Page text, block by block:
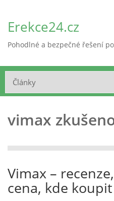
Erekce24.cz
Pohodlné a bezpečné řešení
vimax
Vimax –
cena, kde koupit